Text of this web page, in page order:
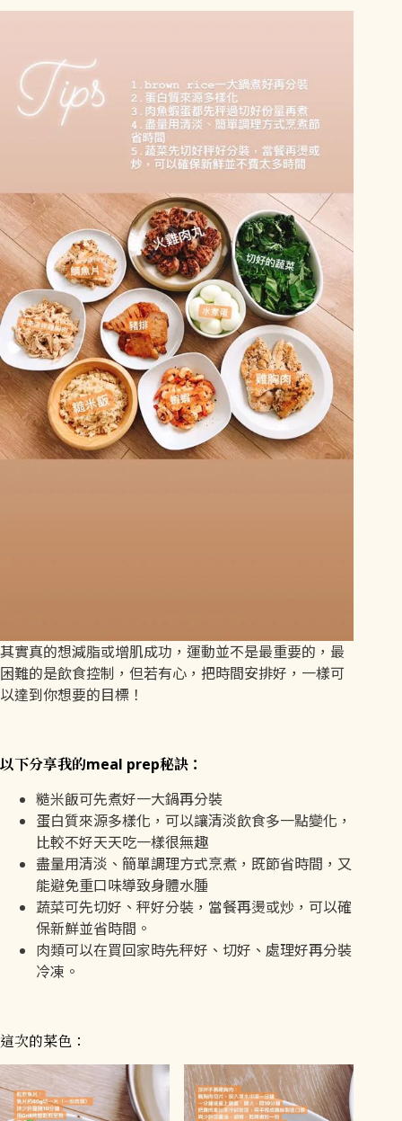
其實真的想減脂或增肌成功，運動並不是最重要的，最
困難的是飲食控制，但若有心，把時間安排好，一樣可
以達到你想要的目標！
以下分享我的meal prep秘訣：
糙米飯可先煮好一大鍋再分裝
蛋白質來源多樣化，可以讓清淡飲食多一點變化，
比較不好天天吃一樣很無趣
盡量用清淡、簡單調理方式烹煮，既節省時間，又
能避免重口味導致身體水腫
蔬菜可先切好、秤好分裝，當餐再燙或炒，可以確
保新鮮並省時間。
肉類可以在買回家時先秤好、切好、處理好再分裝
冷凍。
這次的菜色：